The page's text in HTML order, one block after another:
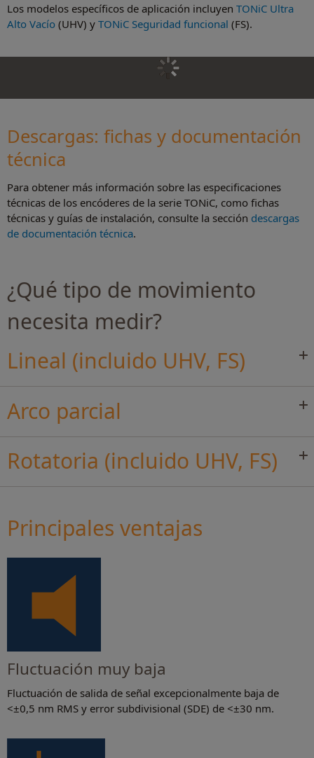
Los modelos específicos de aplicación incluyen TONiC Ultra
Alto Vacío (UHV) y TONiC Seguridad funcional (FS).
Descargas: fichas y documentación
técnica
Para obtener más información sobre las especificaciones
técnicas de los encóderes de la serie TONiC, como fichas
técnicas y guías de instalación, consulte la sección descargas
de documentación técnica.
¿Qué tipo de movimiento
necesita medir?
Lineal (incluido UHV, FS)
Arco parcial
Rotatoria (incluido UHV, FS)
Principales ventajas
Fluctuación muy baja
Fluctuación de salida de señal excepcionalmente baja de
<±0,5 nm RMS y error subdivisional (SDE) de <±30 nm.